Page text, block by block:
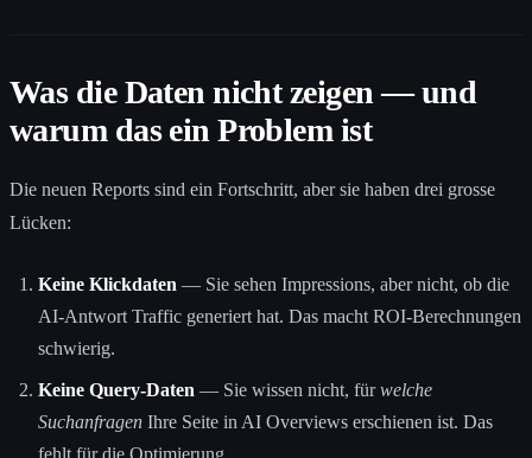
Was die Daten nicht zeigen — und
warum das ein Problem ist
Die neuen Reports sind ein Fortschritt, aber sie haben drei grosse
Lücken:
Keine Klickdaten — Sie sehen Impressions, aber nicht, ob die
AI-Antwort Traffic generiert hat. Das macht ROI-Berechnungen
schwierig.
Keine Query-Daten — Sie wissen nicht, fürwelche
Suchanfragen Ihre Seite in AI Overviews erschienen ist. Das
fehlt für die Optimierung.